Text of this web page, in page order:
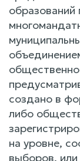
создано в
либо
на уровне,
выборов,